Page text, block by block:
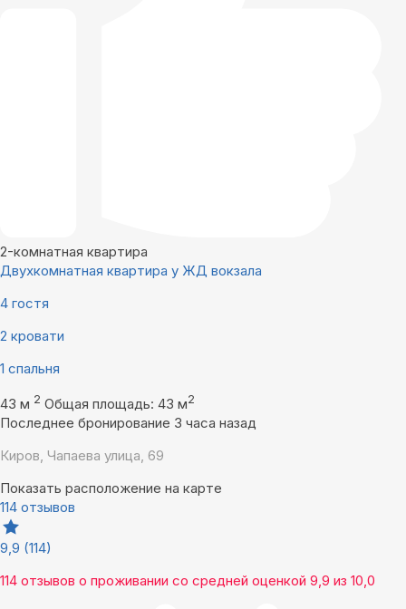
2-комнатная квартира
Двухкомнатная квартира у ЖД вокзала
4 гостя
2 кровати
1 спальня
43 м 2 Общая площадь: 43 м2
Последнее бронирование 3 часа назад
Киров, Чапаева улица, 69
Показать расположение на карте
114 отзывов
9,9 (114)
114 отзывов о проживании со средней оценкой 9,9 из 10,0